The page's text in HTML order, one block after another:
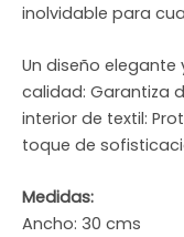
inolvidable para
Un diseño
calidad: Garantiza
interior de textil:
toque de
Medidas:
Ancho: 30 cms